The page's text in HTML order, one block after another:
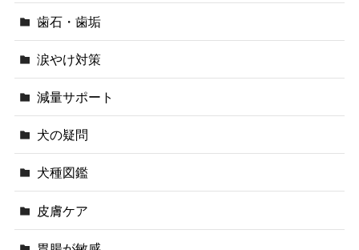
歯石・歯垢
涙やけ対策
減量サポート
犬の疑問
犬種図鑑
皮膚ケア